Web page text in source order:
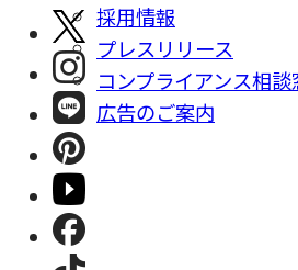
採⽤情報
プレスリリース
コンプライアンス相談
広告のご案内